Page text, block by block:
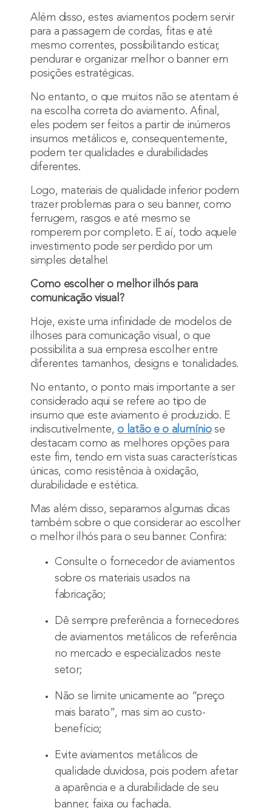
Além disso, estes aviamentos podem servir
para a passagem de cordas, fitas e até
mesmo correntes, possibilitando esticar,
pendurar e organizar melhor o banner em
posições estratégicas.
No entanto, o que muitos não se atentam é
na escolha correta do aviamento. Afinal,
eles podem ser feitos a partir de inúmeros
insumos metálicos e, consequentemente,
podem ter qualidades e durabilidades
diferentes.
Logo, materiais de qualidade inferior podem
trazer problemas para o seu banner, como
ferrugem, rasgos e até mesmo se
romperem por completo. E aí, todo aquele
investimento pode ser perdido por um
simples detalhe!
Como escolher o melhor ilhós para
comunicação visual?
Hoje, existe uma infinidade de modelos de
ilhoses para comunicação visual, o que
possibilita a sua empresa escolher entre
diferentes tamanhos, designs e tonalidades.
No entanto, o ponto mais importante a ser
considerado aqui se refere ao tipo de
insumo que este aviamento é produzido. E
indiscutivelmente, o latão e o alumíniose
destacam como as melhores opções para
este fim, tendo em vista suas características
únicas, como resistência à oxidação,
durabilidade e estética.
Mas além disso, separamos algumas dicas
também sobre o que considerar ao escolher
o melhor ilhós para o seu banner. Confira:
Consulte o fornecedor de aviamentos
sobre os materiais usados na
fabricação;
Dê sempre preferência a fornecedores
de aviamentos metálicos de referência
no mercado e especializados neste
setor;
Não se limite unicamente ao “preço
mais barato”, mas sim ao custo-
benefício;
Evite aviamentos metálicos de
qualidade duvidosa, pois podem afetar
a aparência e a durabilidade de seu
banner, faixa ou fachada.